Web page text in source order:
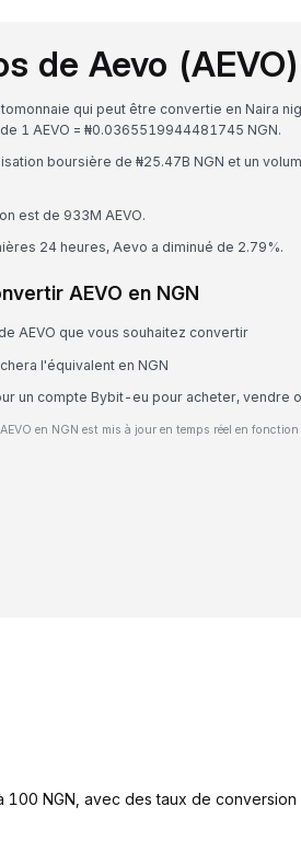
de Aevo (AEVO)
qui peut être convertie en Naira
1 AEVO = ₦0.0365519944481745 NGN.
boursière de ₦25.47B NGN et un
est de 933M AEVO.
24 heures, Aevo a diminué de 2.79%.
AEVO en NGN
AEVO que vous souhaitez convertir
l'équivalent en NGN
un compte Bybit-eu pour acheter, vendre
en NGN est mis à jour en temps réel en
NGN, avec des taux de